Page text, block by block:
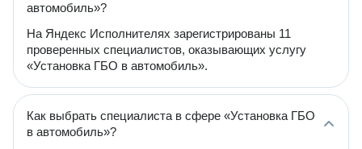
автомобиль»?
На Яндекс Исполнителях зарегистрированы 11
проверенных специалистов, оказывающих услугу
«Установка ГБО в автомобиль».
Как выбрать специалиста в сфере «Установка ГБО
в автомобиль»?